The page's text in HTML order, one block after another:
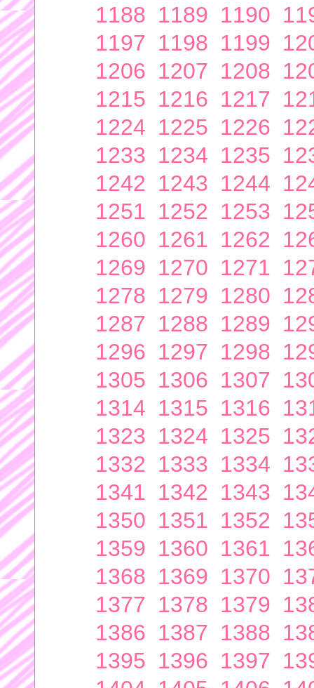
1188 1189 1190
1197 1198 1199
1206 1207 1208
1215 1216 1217
1224 1225 1226
1233 1234 1235
1242 1243 1244
1251 1252 1253
1260 1261 1262
1269 1270 1271
1278 1279 1280
1287 1288 1289
1296 1297 1298
1305 1306 1307
1314 1315 1316
1323 1324 1325
1332 1333 1334
1341 1342 1343
1350 1351 1352
1359 1360 1361
1368 1369 1370
1377 1378 1379
1386 1387 1388
1395 1396 1397